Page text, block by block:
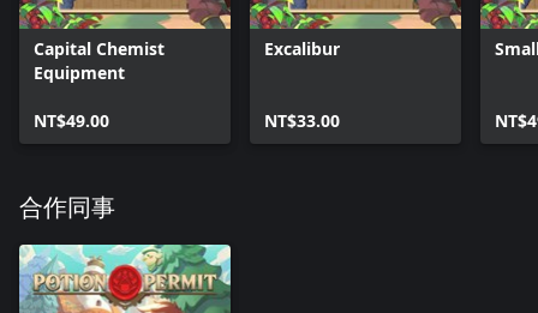
Capital Chemist
Equipment
NT$49.00
Excalibur
NT$33.00
合作同事